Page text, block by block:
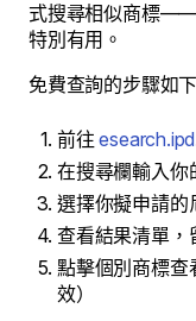
式搜尋相似商標——
特別有用。
免費查詢的步驟如下
前往
在搜尋欄輸入你
選擇你擬申請的
查看結果清單，
點擊個別商標查
效）